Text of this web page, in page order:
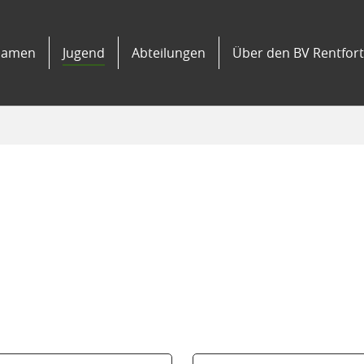
Jugend Abteilungen Über den BV Rentfort